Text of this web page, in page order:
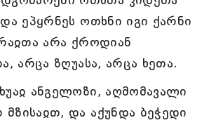
და ეპყრნეს ოთხნი იგი ქარნი
რაჲთა არა ქროდიან
არცა ზღუასა, არცა ხეთა.
ანგელოზი, აღმომავალი
და აქუნდა ბეჭედი